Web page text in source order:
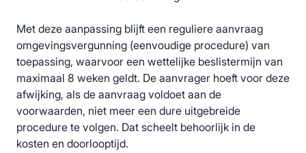
Met deze aanpassing blijft een reguliere aanvraag
omgevingsvergunning (eenvoudige procedure) van
toepassing, waarvoor een wettelijke beslistermijn van
maximaal 8 weken geldt. De aanvrager hoeft voor deze
afwijking, als de aanvraag voldoet aan de
voorwaarden, niet meer een dure uitgebreide
procedure te volgen. Dat scheelt behoorlijk in de
kosten en doorlooptijd.